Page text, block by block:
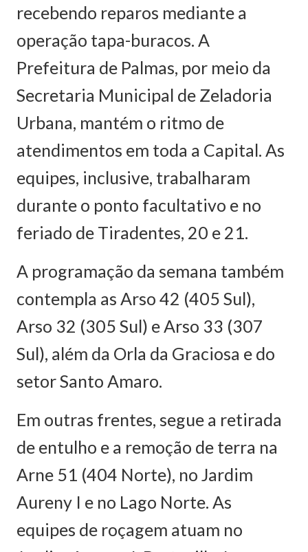
recebendo reparos mediante a
operação tapa-buracos. A
Prefeitura de Palmas, por meio da
Secretaria Municipal de Zeladoria
Urbana, mantém o ritmo de
atendimentos em toda a Capital. As
equipes, inclusive, trabalharam
durante o ponto facultativo e no
feriado de Tiradentes, 20 e 21.
A programação da semana também
contempla as Arso 42 (405 Sul),
Arso 32 (305 Sul) e Arso 33 (307
Sul), além da Orla da Graciosa e do
setor Santo Amaro.
Em outras frentes, segue a retirada
de entulho e a remoção de terra na
Arne 51 (404 Norte), no Jardim
Aureny I e no Lago Norte. As
equipes de roçagem atuam no